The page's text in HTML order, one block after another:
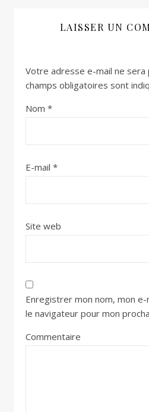
LAISSER UN
Votre adresse e-mail ne sera
champs obligatoires sont
Nom *
E-mail *
Site web
Enregistrer mon nom, mon
le navigateur pour mon
Commentaire